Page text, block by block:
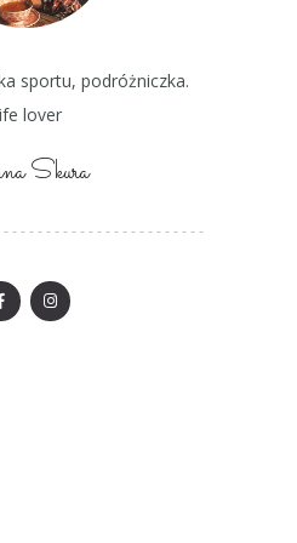
sportu, podróżniczka.
lover
Skura